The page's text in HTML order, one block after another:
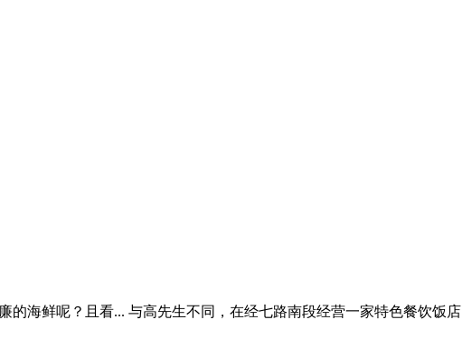
海鲜呢？且看... 与高先生不同，在经七路南段经营一家特色餐饮饭店